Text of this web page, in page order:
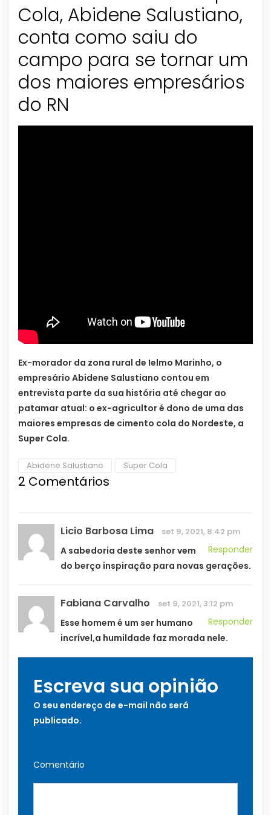
Cola, Abidene Salustiano,
conta como saiu do
campo para se tornar um
dos maiores empresários
do RN
Ex-morador da zona rural de Ielmo Marinho, o
empresário Abidene Salustiano contou em
entrevista parte da sua história até chegar ao
patamar atual: o ex-agricultor é dono de uma das
maiores empresas de cimento cola do Nordeste, a
Super Cola.
Abidene Salustiano Super Cola
2 Comentários
Licio Barbosa Lima set 9, 2021, 8:42 pm
Responder
A sabedoria deste senhor vem
do berço inspiração para novas gerações.
Fabiana Carvalho set 9, 2021, 3:12 pm
Responder
Esse homem é um ser humano
incrível,a humildade faz morada nele.
Escreva sua opinião
O seu endereço de e-mail não será
publicado.
Comentário